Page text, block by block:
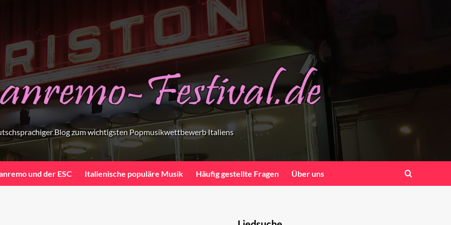
Blog zum wichtigsten Popmusikwettbewerb Italiens
und der ESC Italienische populäre Musik Häufig gestellte Fragen Über uns